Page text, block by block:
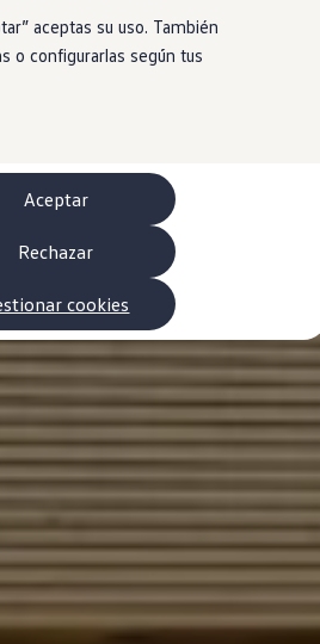
en carretera
de movilidad
fabricante
para tu modelo
Apps, inicio de sesión y tienda
el móvil con el vehículo
del software, los mapas y las
y reparaciones
e ITV
del motor
y filtros
y pintura
neumáticos
Volkswagen
aceptas su uso. También
o configurarlas según tus
Aceptar
Rechazar
cookies